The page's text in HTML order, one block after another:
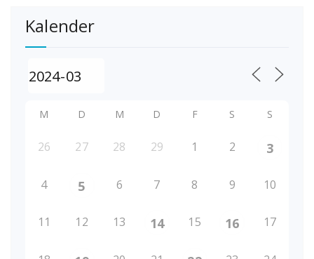
Kalender
M D M D F S S
26 27 28 29 1 2 3
4 5 6 7 8 9 10
11 12 13 14 15 16 17